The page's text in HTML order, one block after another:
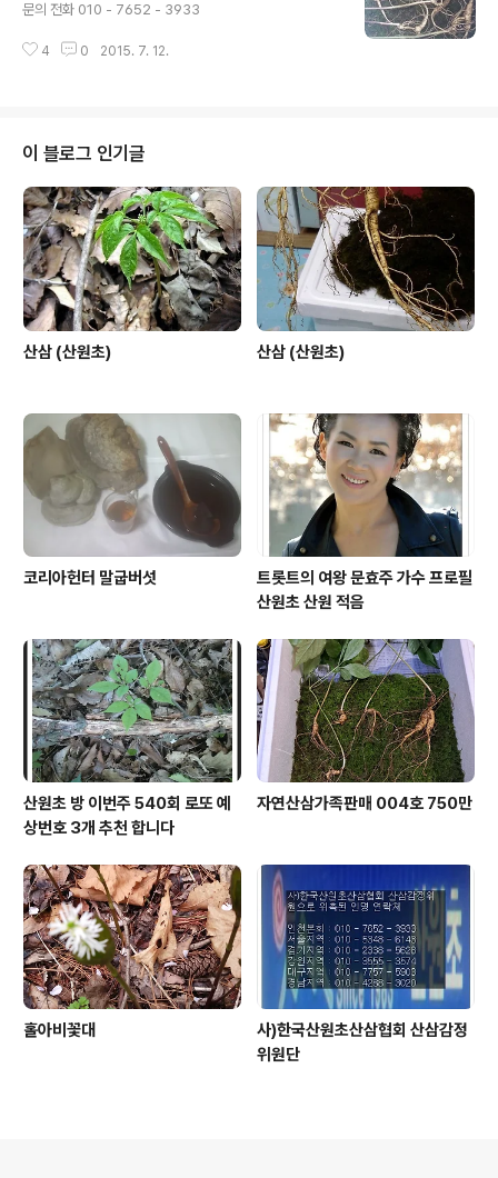
문의 전화 010 - 7652 - 3933
4 0 2015. 7. 12.
이 블로그 인기글
산삼 (산원초) 산삼 (산원초)
코리아헌터 말굽버섯
트롯트의 여왕 문효주 가수 프로필
산원초 산원 적음
산원초 방 이번주 540회 로또 예
상번호 3개 추천 합니다
자연산삼가족판매 004호 750만
홀아비꽃대
사)한국산원초산삼협회 산삼감정
위원단